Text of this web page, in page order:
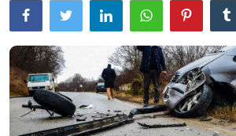
LAJME NGA BOTA
SHOWBIZ
SPORT
SHENDETI